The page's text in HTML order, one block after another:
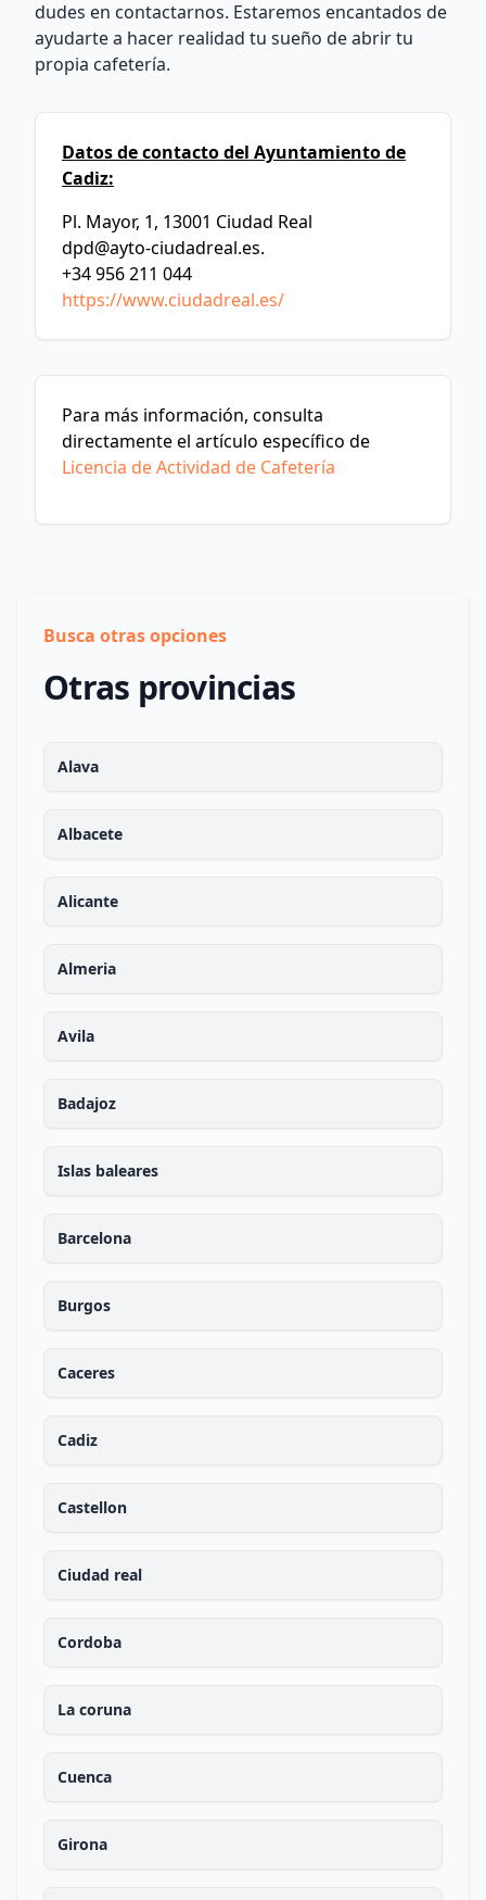
dudes en contactarnos. Estaremos encantados de
ayudarte a hacer realidad tu sueño de abrir tu
propia cafetería.
Datos de contacto del Ayuntamiento de
Cadiz:
Pl. Mayor, 1, 13001 Ciudad Real
dpd@ayto-ciudadreal.es.
+34 956 211 044
https://www.ciudadreal.es/
Para más información, consulta
directamente el artículo específico de
Licencia de Actividad de Cafetería
Busca otras opciones
Otras provincias
Alava
Albacete
Alicante
Almeria
Avila
Badajoz
Islas baleares
Barcelona
Burgos
Caceres
Cadiz
Castellon
Ciudad real
Cordoba
La coruna
Cuenca
Girona